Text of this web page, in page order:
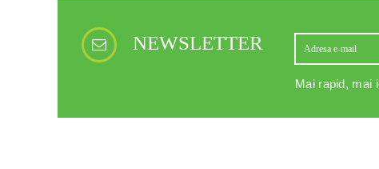
NEWSLETTER
Mai rapid, mai